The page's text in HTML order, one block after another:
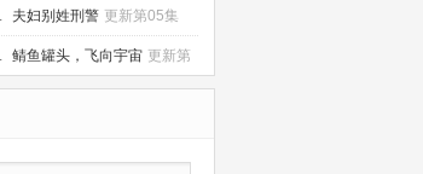
新第06集
夫妇别姓刑警 更新第05集
鲭鱼罐头，飞向宇宙 更新第